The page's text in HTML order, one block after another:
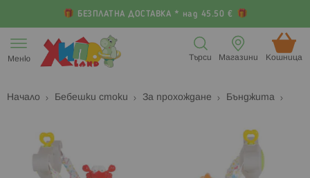
БЕЗПЛАТНА ДОСТАВКА * над 45.50 €
към
съдържанието
Меню Кошница (
Магазини
Търси
Начало Бебешки стоки За прохождане Бънджита
галерията